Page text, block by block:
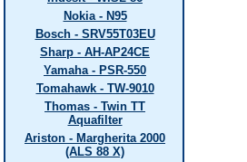
Nokia - N95
Bosch - SRV55T03EU
Sharp - AH-AP24CE
Yamaha - PSR-550
Tomahawk - TW-9010
Thomas - Twin TT
Aquafilter
Ariston - Margherita 2000
(ALS 88 X)